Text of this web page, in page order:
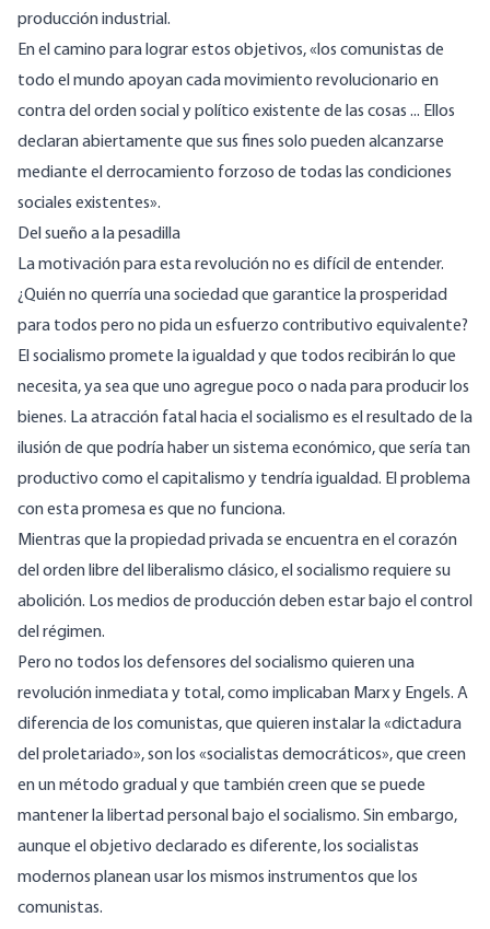
producción industrial.
En el camino para lograr estos objetivos, «los comunistas de
todo el mundo apoyan cada movimiento revolucionario en
contra del orden social y político existente de las cosas ... Ellos
declaran abiertamente que sus fines solo pueden alcanzarse
mediante el derrocamiento forzoso de todas las condiciones
sociales existentes».
Del sueño a la pesadilla
La motivación para esta revolución no es difícil de entender.
¿Quién no querría una sociedad que garantice la prosperidad
para todos pero no pida un esfuerzo contributivo equivalente?
El socialismo promete la igualdad y que todos recibirán lo que
necesita, ya sea que uno agregue poco o nada para producir los
bienes. La atracción fatal hacia el socialismo es el resultado de la
ilusión de que podría haber un sistema económico, que sería tan
productivo como el capitalismo y tendría igualdad. El problema
con esta promesa es que no funciona.
Mientras que la propiedad privada se encuentra en el corazón
del orden libre del
liberalismo clásico, el socialismo requiere su
abolición. Los medios de producción deben estar bajo el control
del régimen.
Pero no todos los defensores del socialismo quieren una
revolución inmediata y total, como implicaban Marx y Engels. A
diferencia de los comunistas, que quieren instalar la «dictadura
del proletariado», son los «socialistas democráticos», que creen
en un método gradual y que también creen que se puede
mantener la libertad personal bajo el socialismo. Sin embargo,
aunque el objetivo declarado es diferente, los socialistas
modernos planean usar los mismos instrumentos que los
comunistas.